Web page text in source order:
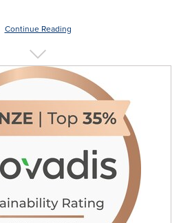
Continue Reading